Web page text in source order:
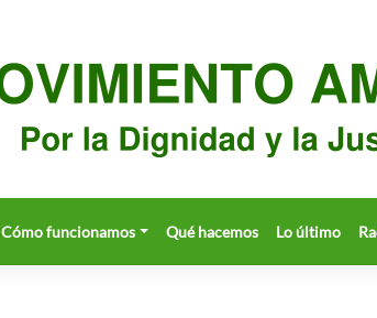
Cómo funcionamos Qué hacemos Lo último